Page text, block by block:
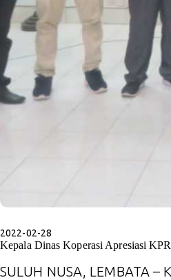
2022-02-28
Kepala Dinas Koperasi Apresiasi
SULUH NUSA, LEMBATA